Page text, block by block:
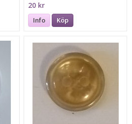
20 kr
Info Köp